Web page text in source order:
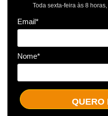
Toda sexta-feira às 8
Email*
Nome*
QUERO